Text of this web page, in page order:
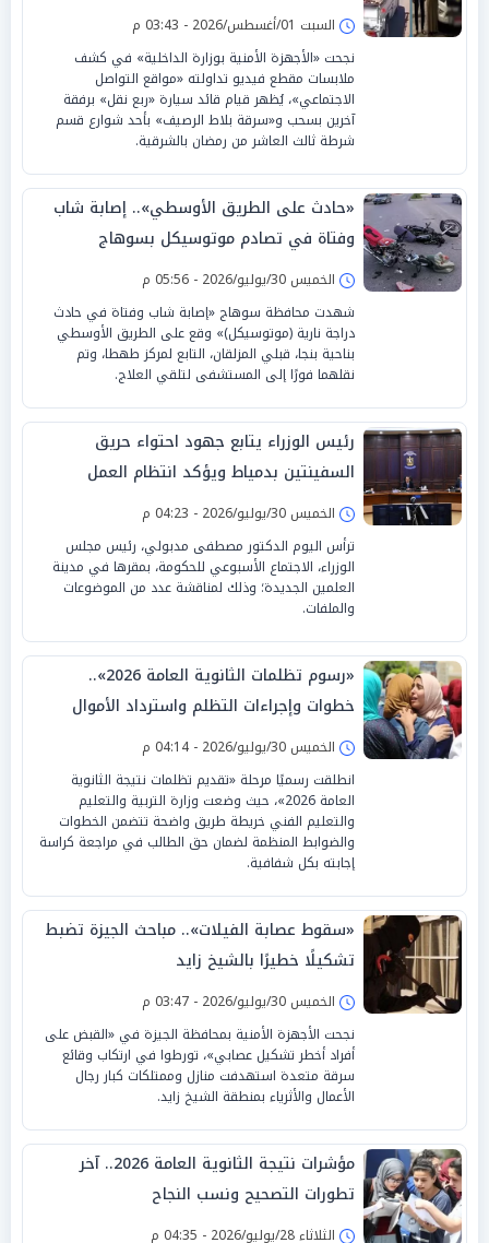
السبت 01/أغسطس/2026 - 03:43 م
نجحت «الأجهزة الأمنية بوزارة الداخلية» في كشف
ملابسات مقطع فيديو تداولته «مواقع التواصل
الاجتماعي»، يُظهر قيام قائد سيارة «ربع نقل» برفقة
آخرين بسحب و«سرقة بلاط الرصيف» بأحد شوارع قسم
شرطة ثالث العاشر من رمضان بالشرقية.
«حادث على الطريق الأوسطي».. إصابة شاب
وفتاة في تصادم موتوسيكل بسوهاج
الخميس 30/يوليو/2026 - 05:56 م
شهدت محافظة سوهاج «إصابة شاب وفتاة في حادث
دراجة نارية (موتوسيكل)» وقع على الطريق الأوسطي
بناحية بنجا، قبلي المزلقان، التابع لمركز طهطا، وتم
نقلهما فورًا إلى المستشفى لتلقي العلاج.
رئيس الوزراء يتابع جهود احتواء حريق
السفينتين بدمياط ويؤكد انتظام العمل
بالميناءالخميس 30/يوليو/2026 - 04:23 م
ترأس اليوم الدكتور مصطفى مدبولي، رئيس مجلس
الوزراء، الاجتماع الأسبوعي للحكومة، بمقرها في مدينة
العلمين الجديدة؛ وذلك لمناقشة عدد من الموضوعات
والملفات.
«رسوم تظلمات الثانوية العامة 2026»..
خطوات وإجراءات التظلم واسترداد الأموال
الخميس 30/يوليو/2026 - 04:14 م
انطلقت رسميًا مرحلة «تقديم تظلمات نتيجة الثانوية
العامة 2026»، حيث وضعت وزارة التربية والتعليم
والتعليم الفني خريطة طريق واضحة تتضمن الخطوات
والضوابط المنظمة لضمان حق الطالب في مراجعة كراسة
إجابته بكل شفافية.
«سقوط عصابة الفيلات».. مباحث الجيزة تضبط
تشكيلًا خطيرًا بالشيخ زايد
الخميس 30/يوليو/2026 - 03:47 م
نجحت الأجهزة الأمنية بمحافظة الجيزة في «القبض على
أفراد أخطر تشكيل عصابي»، تورطوا في ارتكاب وقائع
سرقة متعدة استهدفت منازل وممتلكات كبار رجال
الأعمال والأثرياء بمنطقة الشيخ زايد.
مؤشرات نتيجة الثانوية العامة 2026.. آخر
تطورات التصحيح ونسب النجاح
الثلاثاء 28/يوليو/2026 - 04:35 م